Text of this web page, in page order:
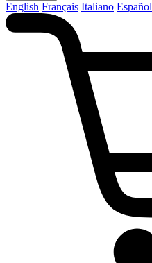
English Français Italiano Español